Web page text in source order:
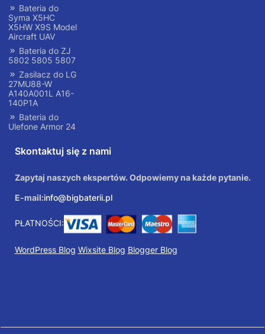
Bateria do
Syma X5HC
X5HW X9S Model
Aircraft UAV
Bateria do ZJ
5802 5805 5807
Zasilacz do LG
27MU88-W
A140A001L A16-
140P1A
Bateria do
Ulefone Armor 24
Skontaktuj się z nami
Zapytaj naszych ekspertów. Odpowiemy na każde pytanie.
E-mail:info@bigbaterii.pl
PŁATNOŚCI:
WordPress Blog Wixsite Blog Blogger Blog